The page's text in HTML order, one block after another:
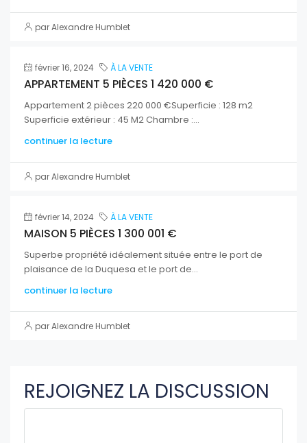
par Alexandre Humblet
février 16, 2024 À LA VENTE
APPARTEMENT 5 PIÈCES 1 420 000 €
Appartement 2 pièces 220 000 €Superficie : 128 m2
Superficie extérieur : 45 M2 Chambre :...
continuer la lecture
par Alexandre Humblet
février 14, 2024 À LA VENTE
MAISON 5 PIÈCES 1 300 001 €
Superbe propriété idéalement située entre le port de
plaisance de la Duquesa et le port de...
continuer la lecture
par Alexandre Humblet
REJOIGNEZ LA DISCUSSION